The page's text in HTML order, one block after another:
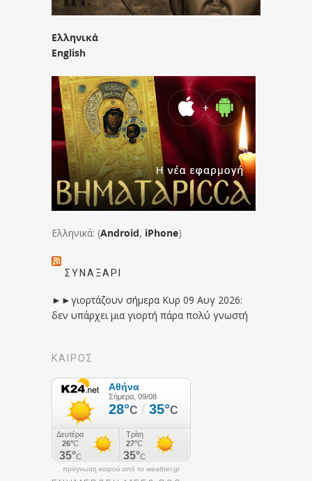
Ελληνικά
English
Ελληνικά: (Android, iPhone)
ΣΥΝΑΞΆΡΙ
►►γιορτάζουν σήμερα Κυρ 09 Αυγ 2026:
δεν υπάρχει μια γιορτή πάρα πολύ γνωστή
ΚΑΙΡΟΣ
πρόγνωση καιρού από το weather.gr